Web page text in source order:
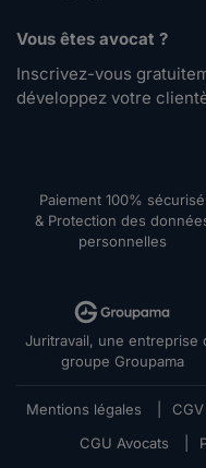
Vous êtes avocat ?
Inscrivez-vous
développez votre
Paiement 100% sécurisé
& Protection des
personnelles
Juritravail, une entreprise
groupe Groupama
Mentions légales CGV
CGU Avocats